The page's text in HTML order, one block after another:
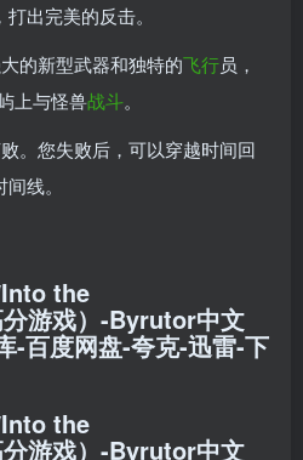
出完美的反击。
的新型武器和独特的飞行员，
上与怪兽战斗。
。您失败后，可以穿越时间回
线。